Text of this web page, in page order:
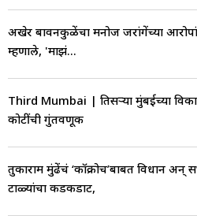
अखेर बावनकुळेंचा मनोज जरांगेंच्या
म्हणाले, 'माझं...
Third Mumbai | तिसऱ्या मुंबईच्या
कोटींची गुंतवणूक
तुकाराम मुंढेंचं ‘कॉक्रोच’बाबत विधान अन्
टाळ्यांचा कडकडाट,